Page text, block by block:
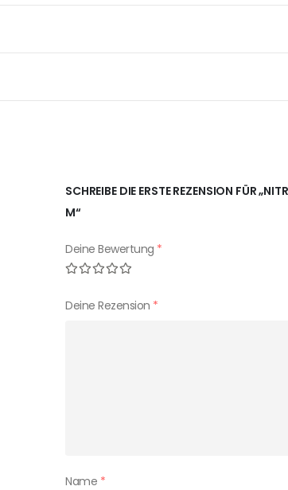
SCHREIBE DIE ERSTE REZENSION FÜR
M“
Deine Bewertung *
Deine Rezension *
Name *